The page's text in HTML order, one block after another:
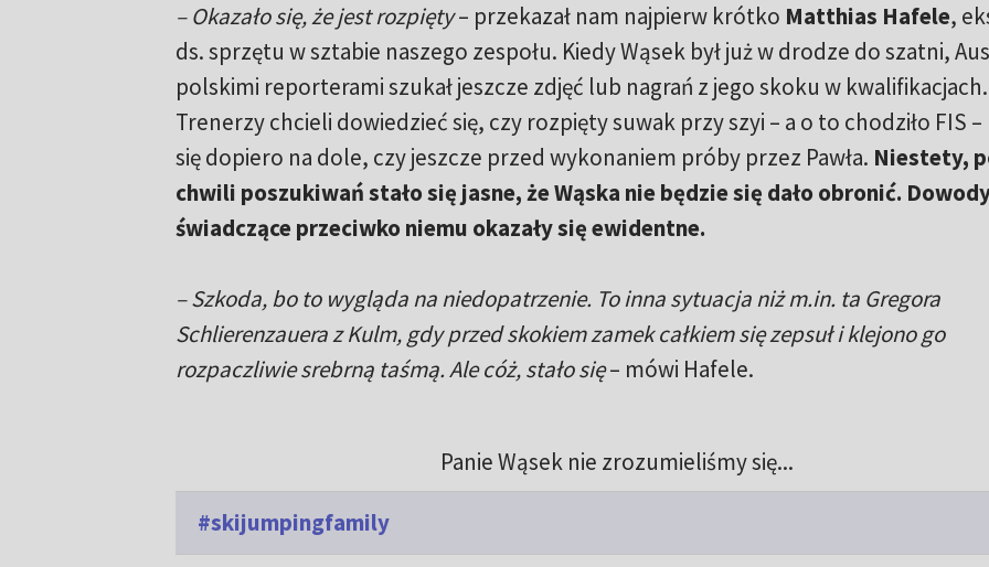
– Okazało się, że jest rozpięty– przekazał nam najpierw krótko Matthias Hafele,
ds. sprzętu w sztabie naszego zespołu. Kiedy Wąsek był już w drodze do szatni,
polskimi reporterami szukał jeszcze zdjęć lub nagrań z jego skoku w kwalifikacjach.
Trenerzy chcieli dowiedzieć się, czy rozpięty suwak przy szyi – a o to chodziło FIS –
się dopiero na dole, czy jeszcze przed wykonaniem próby przez Pawła. Niestety,
chwili poszukiwań stało się jasne, że Wąska nie będzie się dało obronić.
świadczące przeciwko niemu okazały się ewidentne.
– Szkoda, bo to wygląda na niedopatrzenie. To inna sytuacja niż m.in. ta Gregora
Schlierenzauera z Kulm, gdy przed skokiem zamek całkiem się zepsuł i klejono go
rozpaczliwie srebrną taśmą. Ale cóż, stało się– mówi Hafele.
Panie Wąsek nie zrozumieliśmy się...
#skijumpingfamily